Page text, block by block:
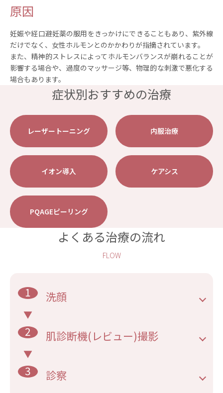
原因
妊娠や経口避妊薬の服用をきっかけにできることもあり、紫外線
だけでなく、女性ホルモンとのかかわりが指摘されています。
また、精神的ストレスによってホルモンバランスが崩れることが
影響する場合や、過度のマッサージ等、物理的な刺激で悪化する
場合もあります。
症状別おすすめの治療
レーザートーニング 内服治療
イオン導入 ケアシス
PQAGEピーリング
よくある治療の流れ
FLOW
1 洗顔
2 肌診断機(レビュー)撮影
3 診察